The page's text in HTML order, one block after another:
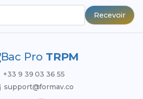
Recevoir
Bac Pro TRPM
+33 9 39 03 36 55
support@formav.co